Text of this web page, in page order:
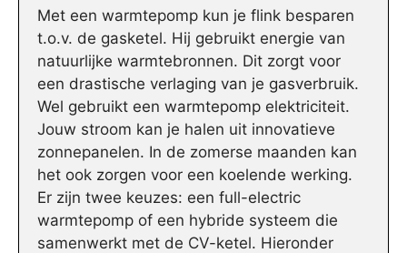
Met een warmtepomp kun je flink besparen
t.o.v. de gasketel. Hij gebruikt energie van
natuurlijke warmtebronnen. Dit zorgt voor
een drastische verlaging van je gasverbruik.
Wel gebruikt een warmtepomp elektriciteit.
Jouw stroom kan je halen uit innovatieve
zonnepanelen. In de zomerse maanden kan
het ook zorgen voor een koelende werking.
Er zijn twee keuzes: een full-electric
warmtepomp of een hybride systeem die
samenwerkt met de CV-ketel. Hieronder